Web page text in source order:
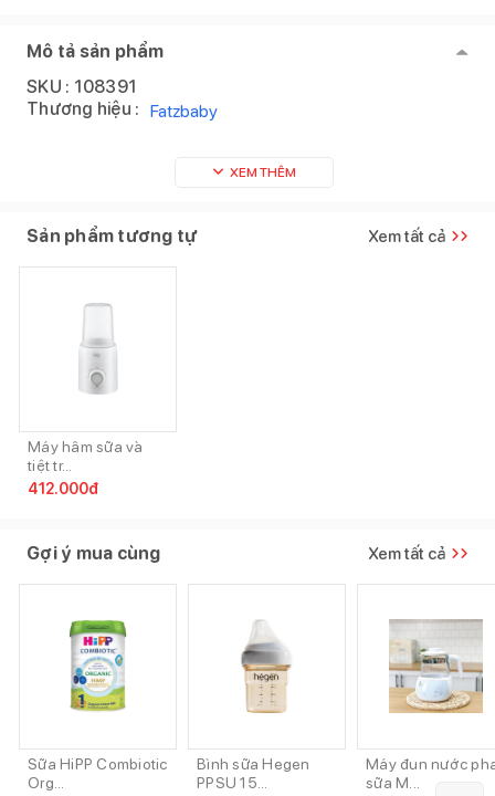
Mô tả sản phẩm
SKU : 108391
Thương hiệu : Fatzbaby
XEM THÊM
Sản phẩm tương tự Xem tất cả
Máy hâm sữa và
tiệt tr...
412.000đ
Gợi ý mua cùng Xem tất cả
Sữa HiPP Combiotic
Org...
Bình sữa Hegen
PPSU 15...
Máy đun nước
sữa M...